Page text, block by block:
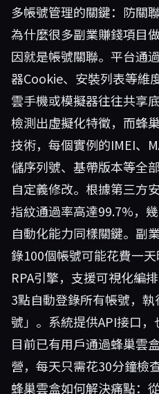
多帳號管理的關鍵：防關
為什麼很多副業賺錢項目
因就是帳號關聯。平台通
器Cookie、安裝列表等維
雲手機或模擬器往往共享
檢測出虛擬化特徵，而蜂
技術，每個實例的IMEI、
儲序列號、基帶版本等全
自定義修改。根據第三方
指紋通過率高達99.7%，
自動化能力同樣關鍵。副
錄100個帳號可能花費一
RPA引擎，支援可視化編
3點自動登錄所有帳號，
號」。系統提供API接口
目前已有用戶通過蜂巢雲
營，每天只需花30分鐘檢
蜂巢雲盒如何解決痛點：